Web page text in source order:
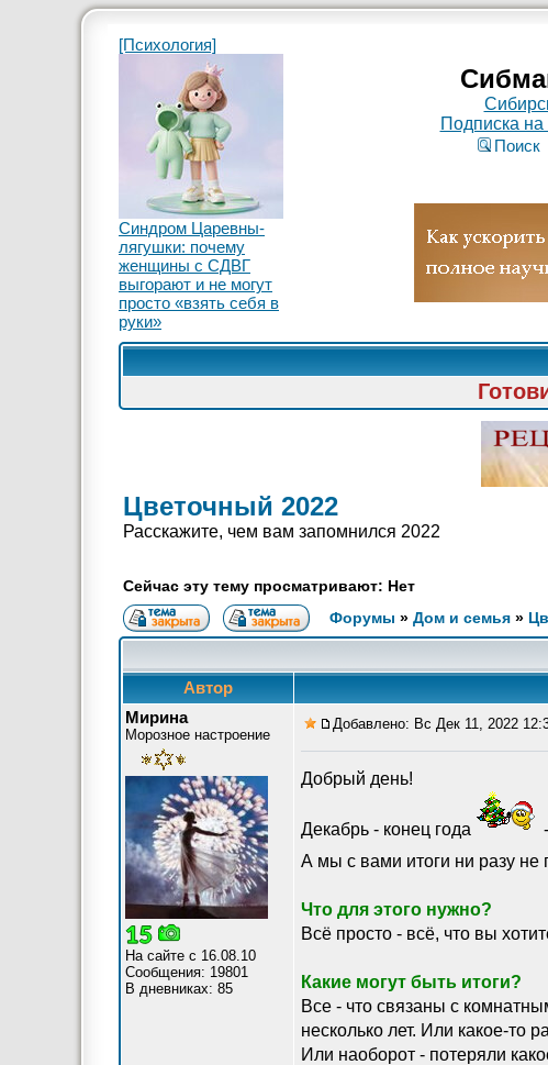
[Психология]
Синдром Царевны-
лягушки: почему
женщины с СДВГ
выгорают и не могут
просто «взять себя в
руки»
Подписка на
Поиск
Цветочный 2022
Расскажите, чем вам запомнился 2022
Сейчас эту тему просматривают: Нет
Форумы » Дом и семья »
Автор
Мирина
Морозное настроение
На сайте с 16.08.10
Сообщения: 19801
В дневниках: 85
Добавлено: Вс Дек 11, 2022
Добрый день!
Декабрь - конец года
А мы с вами итоги ни разу не
Что для этого нужно?
Всё просто - всё, что вы
Какие могут быть итоги?
Все - что связаны с
несколько лет. Или какое-то
Или наоборот - потеряли